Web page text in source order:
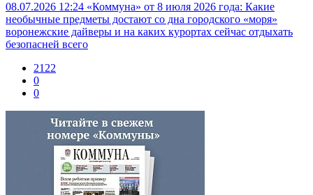
08.07.2026 12:24 «Коммуна» от 8 июля 2026 года: Какие
необычные предметы достают со дна городского «моря»
воронежские дайверы и на каких курортах сейчас отдыхать
безопасней всего
2122
0
0